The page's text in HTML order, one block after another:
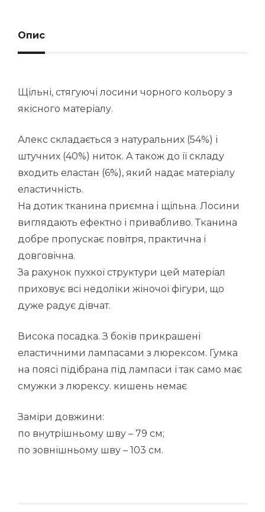
Опис
Щільні, стягуючі лосини чорного кольору з
якісного матеріалу.
Алекс складається з натуральних (54%) і
штучних (40%) ниток. А також до її складу
входить еластан (6%), який надає матеріалу
еластичність.
На дотик тканина приємна і щільна. Лосини
виглядають ефектно і привабливо. Тканина
добре пропускає повітря, практична і
довговічна.
За рахунок пухкої структури цей матеріал
приховує всі недоліки жіночої фігури, що
дуже радує дівчат.
Висока посадка. З боків прикрашені
еластичними лампасами з люрексом. Гумка
на поясі підібрана під лампаси і так само має
смужки з люрексу. кишень немає
Заміри довжини:
по внутрішньому шву – 79 см;
по зовнішньому шву – 103 см.